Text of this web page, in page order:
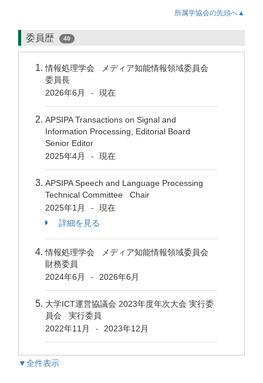
所属学協会の先頭へ▲
委員歴 40
情報処理学会 メディア知能情報領域委員会
委員長
2026年6月
- 現在
APSIPA Transactions on Signal and
Information Processing, Editorial Board
Senior Editor
2025年4月
- 現在
APSIPA Speech and Language Processing
Technical Committee Chair
2025年1月
-
現在
詳細を見る
情報処理学会 メディア知能情報領域委員会
財務委員
2024年6月
- 2026年6月
大学ICT運営協議会 2023年度年次大会 実行委
員会 実行委員
2022年11月
- 2023年12月
▼全件表示